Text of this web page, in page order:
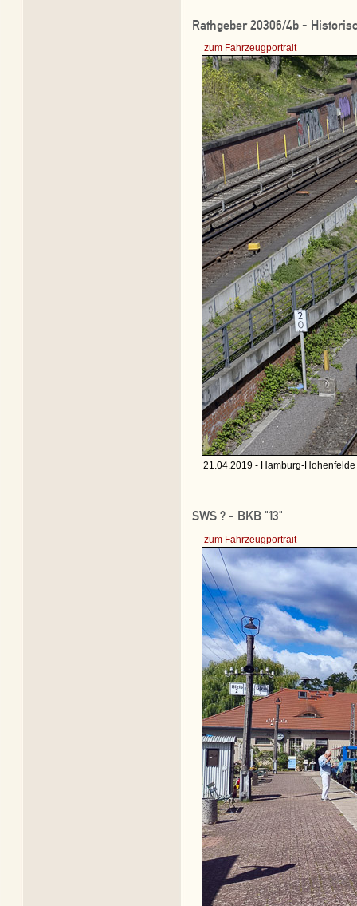
Rathgeber 20306/4b -
zum Fahrzeugportrait
21.04.2019 - Hamburg-Hohenfelde
SWS ? - BKB "13"
zum Fahrzeugportrait